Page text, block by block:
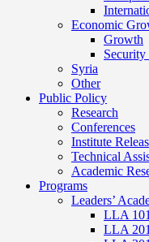
Economic
Growth
Security
Syria
Other
Public Policy
Research
Conferences
Institute
Technical
Academic
Programs
Leaders’
LLA
LLA